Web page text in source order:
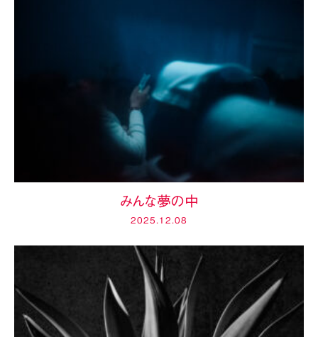
みんな夢の中
2025.12.08